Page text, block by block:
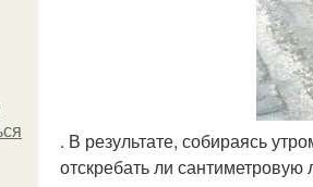
. В результате, собираясь
отскребать ли